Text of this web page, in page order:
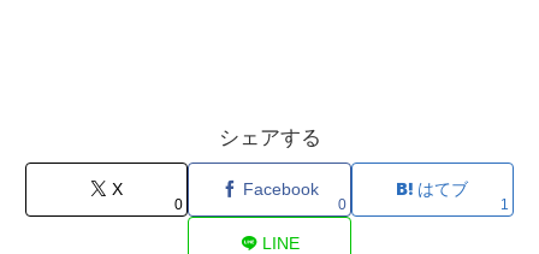
シェアする
X
0
Facebook
0
はてブ
1
LINE